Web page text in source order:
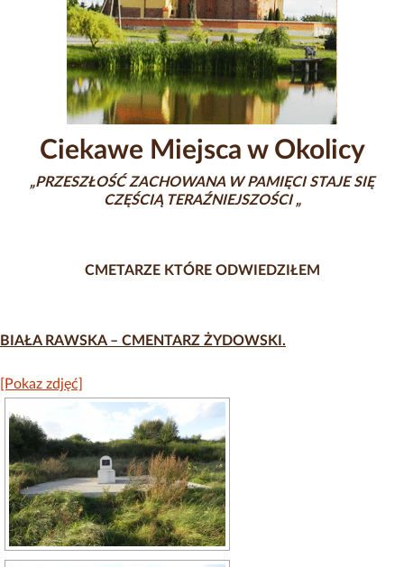
Ciekawe Miejsca w Okolicy
„PRZESZŁOŚĆ ZACHOWANA W PAMIĘCI STAJE SIĘ
CZĘŚCIĄ TERAŹNIEJSZOŚCI „
CMETARZE KTÓRE ODWIEDZIŁEM
BIAŁA RAWSKA – CMENTARZ ŻYDOWSKI.
[Pokaz zdjęć]